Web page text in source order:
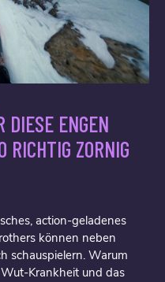
DIESE ENGEN
RICHTIG ZORNIG
action-geladenes
können neben
schauspielern. Warum
Krankheit und das